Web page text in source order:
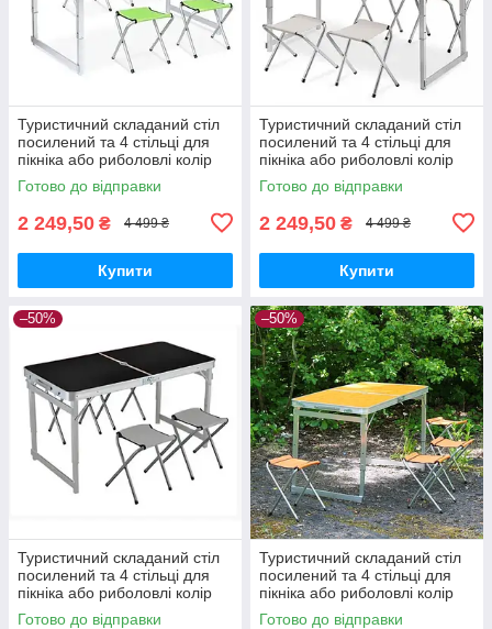
Туристичний складаний стіл
посилений та 4 стільці для
пікніка або риболовлі колір
салатовий
Готово до відправки
2 249,50 ₴ 4 499 ₴
Купити
Туристичний складаний стіл
посилений та 4 стільці для
пікніка або риболовлі колір
білий мармур
Готово до відправки
2 249,50 ₴ 4 499 ₴
Купити
–50%
Туристичний складаний стіл
посилений та 4 стільці для
пікніка або риболовлі колір
чорний
Готово до відправки
–50%
Туристичний складаний стіл
посилений та 4 стільці для
пікніка або риболовлі колір
помаранчевий
Готово до відправки